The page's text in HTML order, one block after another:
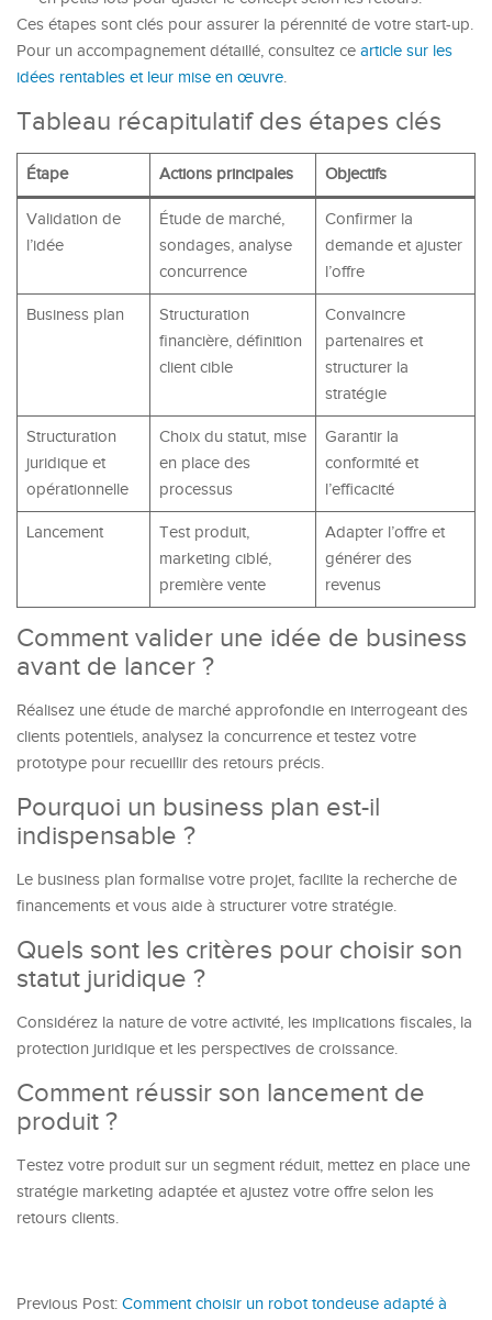
Ces étapes sont clés pour assurer la pérennité de votre start-up.
Pour un accompagnement détaillé, consultez ce article sur les
idées rentables et leur mise en œuvre.
Tableau récapitulatif des étapes clés
Étape Actions principales Objectifs
Validation de
l’idée
Étude de marché,
sondages, analyse
concurrence
Confirmer la
demande et ajuster
l’offre
Business plan
Structuration
financière, définition
client cible
Convaincre
partenaires et
structurer la
stratégie
Structuration
juridique et
opérationnelle
Choix du statut, mise
en place des
processus
Garantir la
conformité et
l’efficacité
Lancement
Test produit,
marketing ciblé,
première vente
Adapter l’offre et
générer des
revenus
Comment valider une idée de business
avant de lancer ?
Réalisez une étude de marché approfondie en interrogeant des
clients potentiels, analysez la concurrence et testez votre
prototype pour recueillir des retours précis.
Pourquoi un business plan est-il
indispensable ?
Le business plan formalise votre projet, facilite la recherche de
financements et vous aide à structurer votre stratégie.
Quels sont les critères pour choisir son
statut juridique ?
Considérez la nature de votre activité, les implications fiscales, la
protection juridique et les perspectives de croissance.
Comment réussir son lancement de
produit ?
Testez votre produit sur un segment réduit, mettez en place une
stratégie marketing adaptée et ajustez votre offre selon les
retours clients.
Previous Post: Comment choisir un robot tondeuse adapté à